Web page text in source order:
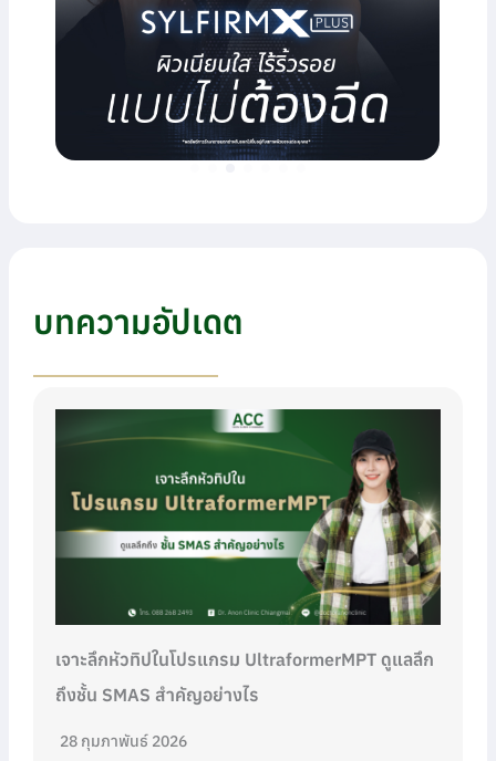
บทความอัปเดต
เจาะลึกหัวทิปในโปรแกรม UltraformerMPT ดูแลลึก
ถึงชั้น SMAS สำคัญอย่างไร
28 กุมภาพันธ์ 2026